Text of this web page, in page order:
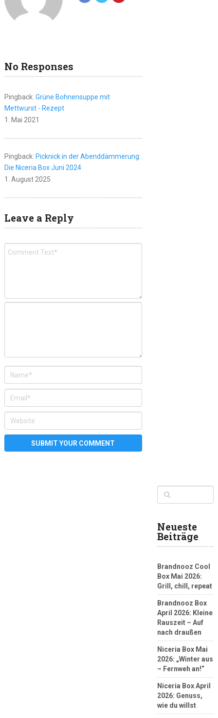
No Responses
Pingback: Grüne Bohnensuppe mit
Mettwurst - Rezept
1. Mai 2021
Pingback: Picknick in der Abenddämmerung:
Die Niceria Box Juni 2024
1. August 2025
Leave a Reply
Neueste
Beiträge
Brandnooz Cool
Box Mai 2026:
Grill, chill, repeat
Brandnooz Box
April 2026: Kleine
Rauszeit – Auf
nach draußen
Niceria Box Mai
2026: „Winter aus
– Fernweh an!“
Niceria Box April
2026: Genuss,
wie du willst